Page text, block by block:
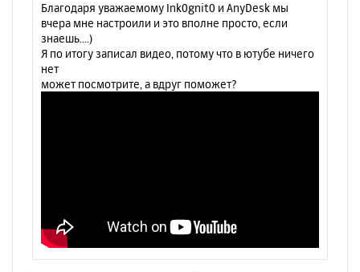
Благодаря уважаемому Ink0gnit0 и AnyDesk мы
вчера мне настроили и это вполне просто, если
знаешь....)
Я по итогу записал видео, потому что в ютубе ничего
нет
может посмотрите, а вдруг поможет?